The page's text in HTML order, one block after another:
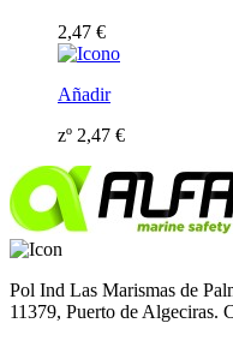
2,47 €
Añadir
zº 2,47 €
Pol Ind Las Marismas de
11379, Puerto de Algeciras.